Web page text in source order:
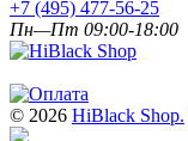
+7 (495) 477-56-25
Пн—Пт 09:00-18:00
© 2026 HiBlack Shop.